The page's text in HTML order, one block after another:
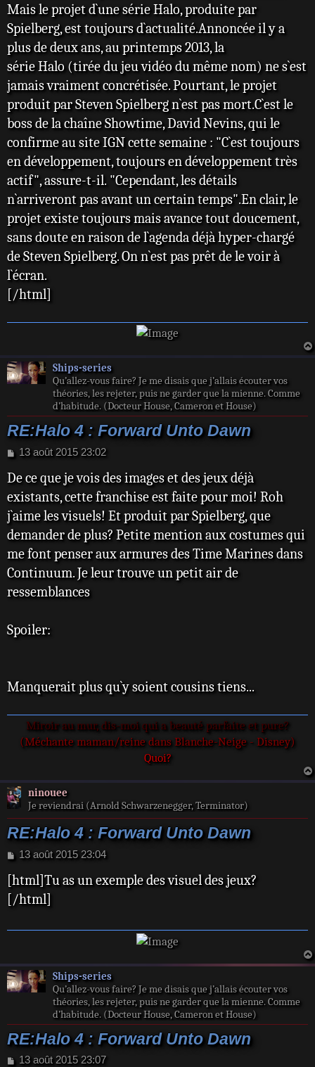
Mais le projet d`une série Halo, produite par
Spielberg, est toujours d`actualité.Annoncée il y a
plus de deux ans, au printemps 2013, la
série Halo (tirée du jeu vidéo du même nom) ne s`est
jamais vraiment concrétisée. Pourtant, le projet
produit par Steven Spielberg n`est pas mort.C`est le
boss de la chaîne Showtime, David Nevins, qui le
confirme au site IGN cette semaine : "C`est toujours
en développement, toujours en développement très
actif", assure-t-il. "Cependant, les détails
n`arriveront pas avant un certain temps".En clair, le
projet existe toujours mais avance tout doucement,
sans doute en raison de l`agenda déjà hyper-chargé
de Steven Spielberg. On n`est pas prêt de le voir à
l`écran.
[/html]
Ships-series
Qu’allez-vous faire? Je me disais que j’allais écouter vos
théories, les rejeter, puis ne garder que la mienne. Comme
d’habitude. (Docteur House, Cameron et House)
RE:Halo 4 : Forward Unto Dawn
M
s
a
g
13 août 2015 23:02
De ce que je vois des images et des jeux déjà
existants, cette franchise est faite pour moi! Roh
j`aime les visuels! Et produit par Spielberg, que
demander de plus? Petite mention aux costumes qui
me font penser aux armures des Time Marines dans
Continuum. Je leur trouve un petit air de
ressemblances
Spoiler:
Manquerait plus qu`y soient cousins tiens...
Miroir au mur, dis-moi qui a beauté parfaite et pure?
(Méchante maman/reine dans Blanche-Neige - Disney)
Quoi?
ninouee
Je reviendrai (Arnold Schwarzenegger, Terminator)
RE:Halo 4 : Forward Unto Dawn
M
s
s
a
e
13 août 2015 23:04
[html]Tu as un exemple des visuel des jeux?
[/html]
Ships-series
Qu’allez-vous faire? Je me disais que j’allais écouter vos
théories, les rejeter, puis ne garder que la mienne. Comme
d’habitude. (Docteur House, Cameron et House)
RE:Halo 4 : Forward Unto Dawn
M13 août 2015 23:07